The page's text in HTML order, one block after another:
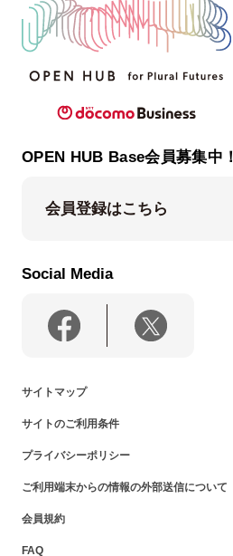
OPEN HUB Base会員募集中！
会員登録はこちら
Social Media
サイトマップ
サイトのご利用条件
プライバシーポリシー
ご利用端末からの情報の外部送信について
会員規約
FAQ